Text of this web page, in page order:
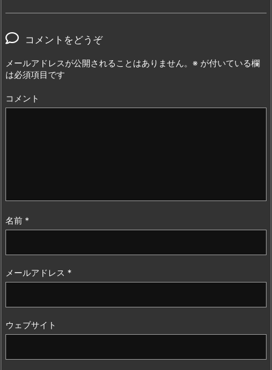
コメントをどうぞ
メールアドレスが公開されることはありません。 ※ が付いている欄
は必須項目です
コメント
名前 *
メールアドレス *
ウェブサイト